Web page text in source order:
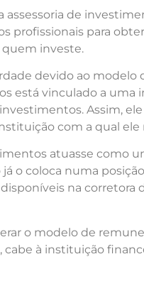
assessoria de
profissionais para
quem investe.
devido ao modelo
está vinculado a uma
Assim,
com a qual
atuasse como
já o coloca numa
na corretora
o modelo de
à instituição